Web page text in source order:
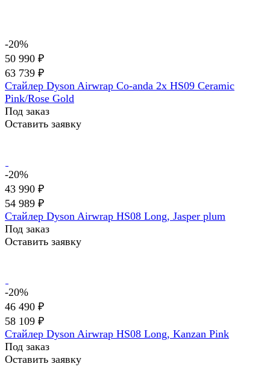
-20%
50 990 ₽
63 739 ₽
Стайлер Dyson Airwrap Co-anda 2x HS09 Ceramic
Pink/Rose Gold
Под заказ
Оставить заявку
-20%
43 990 ₽
54 989 ₽
Стайлер Dyson Airwrap HS08 Long, Jasper plum
Под заказ
Оставить заявку
-20%
46 490 ₽
58 109 ₽
Стайлер Dyson Airwrap HS08 Long, Kanzan Pink
Под заказ
Оставить заявку